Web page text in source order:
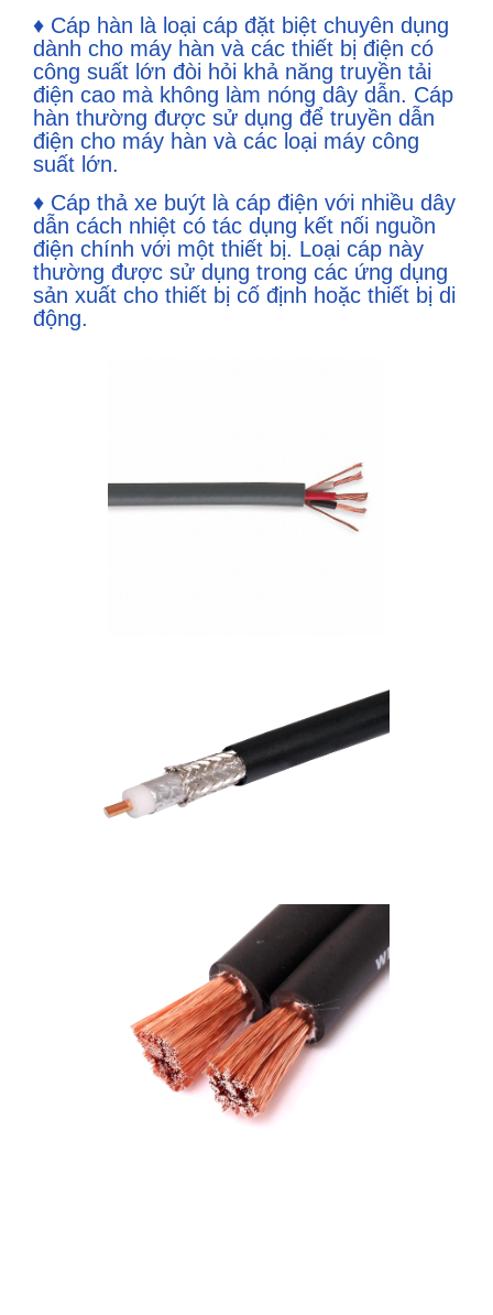
♦ Cáp hàn là loại cáp đặt biệt chuyên dụng
dành cho máy hàn và các thiết bị điện có
công suất lớn đòi hỏi khả năng truyền tải
điện cao mà không làm nóng dây dẫn. Cáp
hàn thường được sử dụng để truyền dẫn
điện cho máy hàn và các loại máy công
suất lớn.
♦ Cáp thả xe buýt là cáp điện với nhiều dây
dẫn cách nhiệt có tác dụng kết nối nguồn
điện chính với một thiết bị. Loại cáp này
thường được sử dụng trong các ứng dụng
sản xuất cho thiết bị cố định hoặc thiết bị di
động.